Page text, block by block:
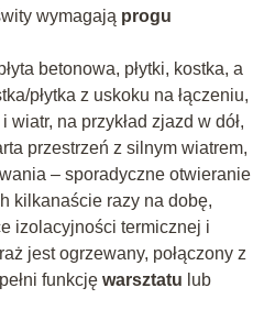
wymagają progu
betonowa, płytki, kostka, a
płytka z uskoku na łączeniu,
wiatr, na przykład zjazd w dół,
przestrzeń z silnym wiatrem,
– sporadyczne otwieranie
kilkanaście razy na dobę,
izolacyjności termicznej i
jest ogrzewany, połączony z
funkcję warsztatu lub